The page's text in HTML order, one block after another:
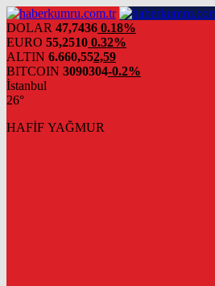
DOLAR 47,7436 0.18%
EURO 55,2510 0.32%
ALTIN 6.660,552,59
BITCOIN 3090304-0.2%
İstanbul
26°
HAFİF YAĞMUR